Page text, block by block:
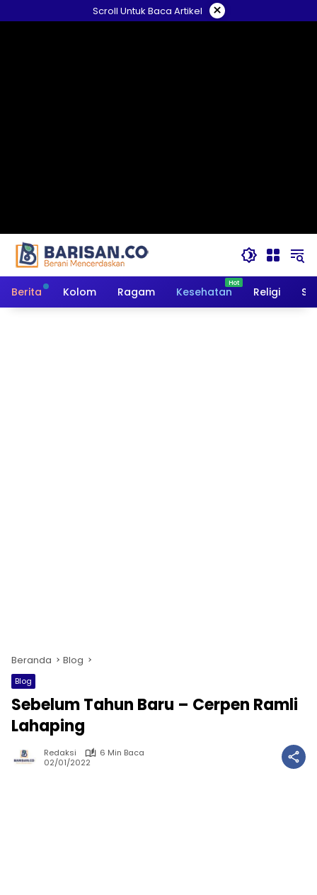
ke
Scroll Untuk Baca Artikel ×
Berita Kolom Ragam Kesehatan Religi
Beranda Blog
Blog
Sebelum Tahun Baru – Cerpen Ramli
Lahaping
Redaksi
6 Min Baca
02/01/2022